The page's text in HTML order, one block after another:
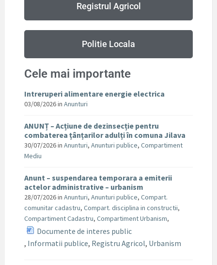
Registrul Agricol
Politie Locala
Cele mai importante
Intreruperi alimentare energie electrica
03/08/2026in Anunturi
ANUNȚ – Acțiune de dezinsecție pentru
combaterea țânțarilor adulți în comuna Jilava
30/07/2026in Anunturi, Anunturi publice, Compartiment
Mediu
Anunt – suspendarea temporara a emiterii
actelor administrative – urbanism
28/07/2026in Anunturi, Anunturi publice, Compart.
comunitar cadastru, Compart. disciplina in constructii,
Compartiment Cadastru, Compartiment Urbanism,
Documente de interes public
, Informatii publice, Registru Agricol, Urbanism